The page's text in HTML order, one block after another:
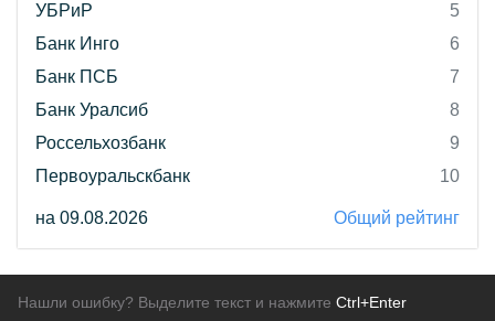
УБРиР
5
Банк Инго
6
Банк ПСБ
7
Банк Уралсиб
8
Россельхозбанк
9
Первоуральскбанк
10
на 09.08.2026 Общий рейтинг
Нашли ошибку? Выделите текст и нажмите Ctrl+Enter